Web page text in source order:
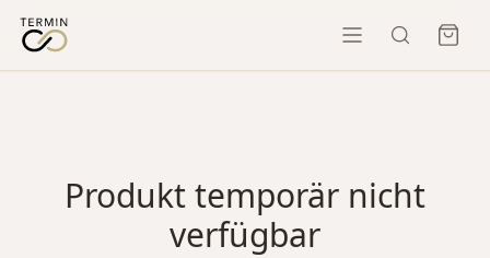
Produkt temporär nicht
verfügbar